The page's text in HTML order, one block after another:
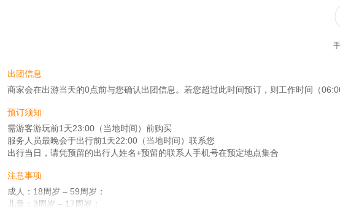
出团信息
商家会在出游当天的0点前与您确认出团信息。若您超过此时间预订，则工作时间（
预订须知
需游客游玩前1天23:00（当地时间）前购买
服务人员最晚会于出行前1天22:00（当地时间）联系您
出行当日，请凭预留的出行人姓名+预留的联系人手机号在预定地点集合
注意事项
成人：18周岁 – 59周岁；
儿童：3周岁 – 17周岁；